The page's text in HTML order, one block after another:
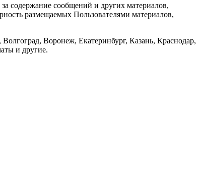
содержание сообщений и других материалов,
размещаемых Пользователями материалов,
Воронеж, Екатеринбург, Казань, Краснодар,
и другие.